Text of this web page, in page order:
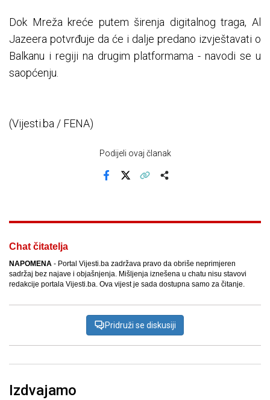
Dok Mreža kreće putem širenja digitalnog traga, Al
Jazeera potvrđuje da će i dalje predano izvještavati o
Balkanu i regiji na drugim platformama - navodi se u
saopćenju.
(Vijesti.ba / FENA)
Podijeli ovaj članak
Chat čitatelja
NAPOMENA - Portal Vijesti.ba zadržava pravo da obriše neprimjeren
sadržaj bez najave i objašnjenja. Mišljenja iznešena u chatu nisu stavovi
redakcije portala Vijesti.ba. Ova vijest je sada dostupna samo za čitanje.
Pridruži se diskusiji
Izdvajamo